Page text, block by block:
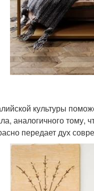
культуры
аналогичного тому,
передает дух